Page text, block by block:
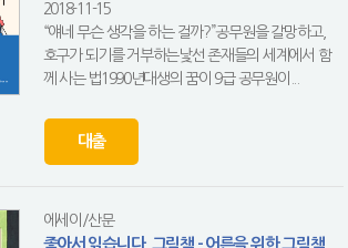
2018-11-15
“얘네 무슨 생각을 하는 걸까?”공무원을 갈망하고,
호구가 되기를 거부하는낯선 존재들의 세계에서 함
께 사는 법1990년대생의 꿈이 9급 공무원이...
대출
에세이/산문
좋아서 읽습니다, 그림책 - 어른을 위한 그림책